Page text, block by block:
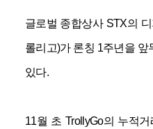
글로벌 종합상사 STX의
롤리고)가 론칭 1주년을 앞
있다.
11월 초 TrollyGo의 누적거